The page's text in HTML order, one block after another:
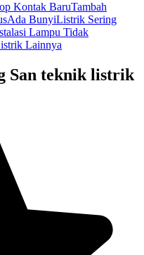
Kontak BaruTambah
Ada BunyiListrik Sering
Lampu Tidak
Lainnya
San teknik listrik